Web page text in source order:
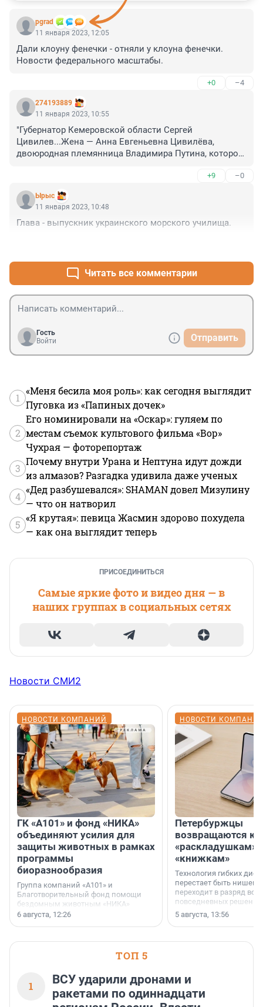
pgrad
11 января 2023, 12:05
Дали клоуну фенечки - отняли у клоуна фенечки.
Новости федерального масштабы.
+0 –4
274193889
11 января 2023, 10:55
"Губернатор Кемеровской области Сергей
Цивилев...Жена — Анна Евгеньевна Цивилёва,
двоюродная племянница Владимира Путина, которой
тут не только Галкина...собственную тень будешь
кошмарить)).
+9 –0
Ырыс
11 января 2023, 10:48
Глава - выпускник украинского морского училища.
Читать все комментарии
Гость
Войти
Отправить
1
«Меня бесила моя роль»: как сегодня выглядит
Пуговка из «Папиных дочек»
2
Его номинировали на «Оскар»: гуляем по
местам съемок культового фильма «Вор»
Чухрая — фоторепортаж
3
Почему внутри Урана и Нептуна идут дожди
из алмазов? Разгадка удивила даже ученых
4
«Дед разбушевался»: SHAMAN довел Мизулину
— что он натворил
5
«Я крутая»: певица Жасмин здорово похудела
— как она выглядит теперь
ПРИСОЕДИНИТЬСЯ
Самые яркие фото и видео дня — в
наших группах в социальных сетях
Новости СМИ2
НОВОСТИ КОМПАНИЙ
ГК «А101» и фонд «НИКА»
объединяют усилия для
защиты животных в рамках
программы
биоразнообразия
Группа компаний «А101» и
Благотворительный фонд помощи
бездомным животным «НИКА»
заключили соглашение о
6 августа, 12:26
НОВОСТИ
Петербуржцы
возвращаются к
«раскладушкам»
«книжкам»
Технология гибких
перестает быть
переходит в разряд
повседневных
5 августа, 13:56
ТОП 5
1
ВСУ ударили дронами и
ракетами по одиннадцати